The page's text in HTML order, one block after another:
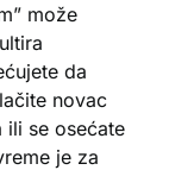
može
da
novac
ili se osećate
je za